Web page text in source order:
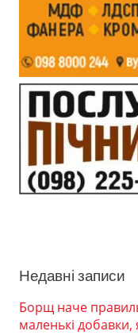
Недавні записи
Борщ наче
маленькі добавки,